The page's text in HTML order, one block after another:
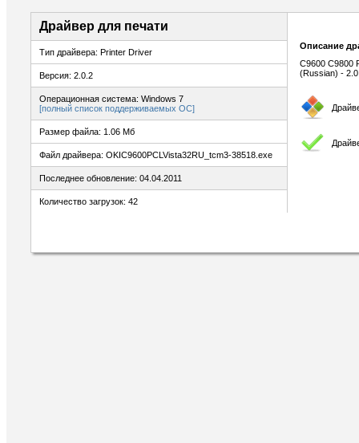
Драйвер для печати
Тип драйвера: Printer Driver
Версия: 2.0.2
Операционная система: Windows 7
[полный список поддерживаемых ОС]
Размер файла: 1.06 Мб
Файл драйвера: OKIC9600PCLVista32RU_tcm3-38518.exe
Последнее обновление: 04.04.2011
Количество загрузок: 42
Описание
C9600 C9800
(Russian) -